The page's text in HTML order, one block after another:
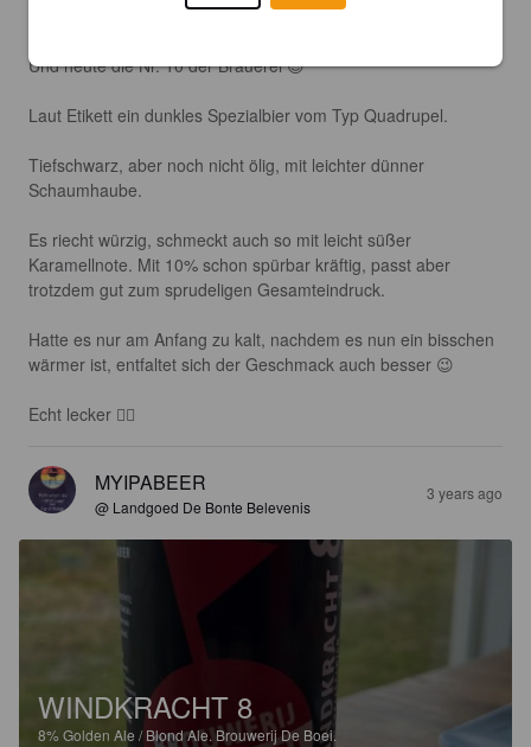
Und heute die Nr. 10 der Brauerei 😊
Laut Etikett ein dunkles Spezialbier vom Typ Quadrupel.
Tiefschwarz, aber noch nicht ölig, mit leichter dünner
Schaumhaube.
Es riecht würzig, schmeckt auch so mit leicht süßer
Karamellnote. Mit 10% schon spürbar kräftig, passt aber
trotzdem gut zum sprudeligen Gesamteindruck.
Hatte es nur am Anfang zu kalt, nachdem es nun ein bisschen
wärmer ist, entfaltet sich der Geschmack auch besser 😉
Echt lecker 👍🏽
MYIPABEER
@ Landgoed De Bonte Belevenis
3 years ago
WINDKRACHT 8
8% Golden Ale / Blond Ale.Brouwerij De Boei.